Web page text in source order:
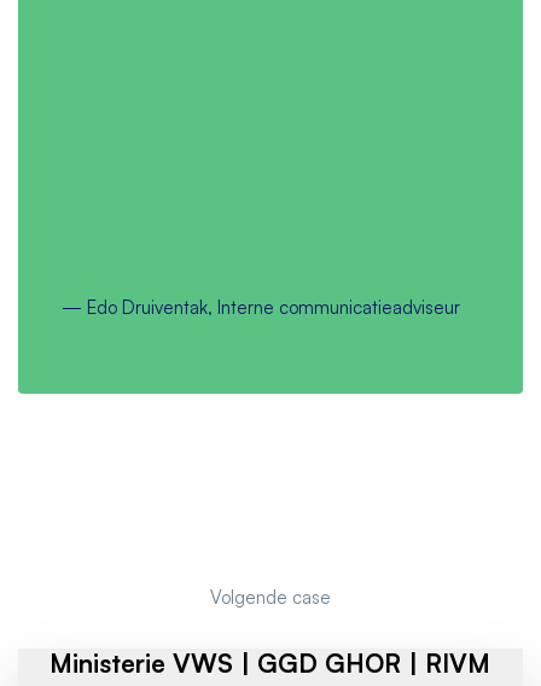
— Edo Druiventak, Interne communicatieadviseur
Volgende case
Ministerie VWS | GGD GHOR | RIVM